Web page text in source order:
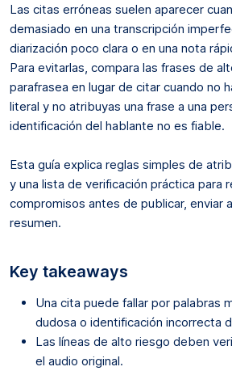
Las citas erróneas suelen aparecer
demasiado en una transcripción
diarización poco clara o en una nota
Para evitarlas, compara las frases de
parafrasea en lugar de citar cuando no
literal y no atribuyas una frase a una
identificación del hablante no es fiable.
Esta guía explica reglas simples de
y una lista de verificación práctica para
compromisos antes de publicar, enviar
resumen.
Key takeaways
Una cita puede fallar por palabras
dudosa o identificación incorrecta
Las líneas de alto riesgo deben
el audio original.